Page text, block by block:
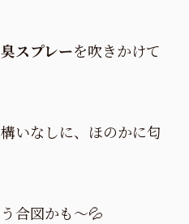
スプレーを吹きかけて
いなしに、ほのかに匂
合図かも～💦